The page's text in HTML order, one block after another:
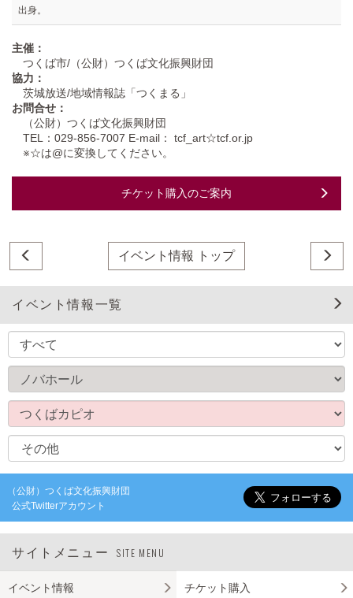
出身。
主催：
つくば市/（公財）つくば文化振興財団
協力：
茨城放送/地域情報誌「つくまる」
お問合せ：
（公財）つくば文化振興財団
TEL：029-856-7007 E-mail： tcf_art☆tcf.or.jp
※☆は@に変換してください。
チケット購入のご案内
イベント情報 トップ
イベント情報一覧
（公財）つくば文化振興財団
公式Twitterアカウント
サイトメニュー SITE MENU
イベント情報 チケット購入